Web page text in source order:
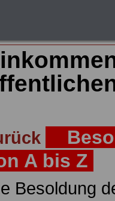
A bis Z
Besoldung